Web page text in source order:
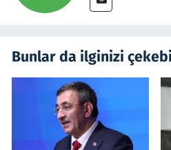
Bunlar da ilginizi